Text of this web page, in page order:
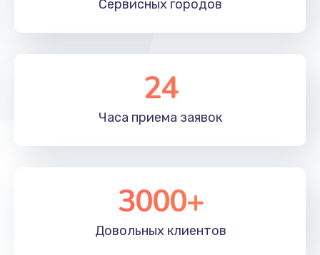
Сервисных городов
24
Часа приема заявок
3000+
Довольных клиентов